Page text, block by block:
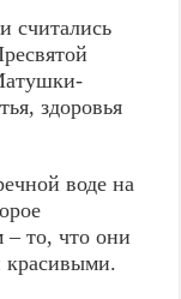
считались
здоровья
воде на
то, что они
красивыми.